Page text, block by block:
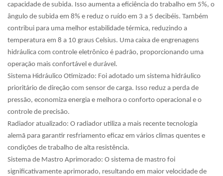
capacidade de subida. Isso aumenta a eficiência do trabalho em 5%, o
ângulo de subida em 8% e reduz o ruído em 3 a 5 decibéis. Também
contribui para uma melhor estabilidade térmica, reduzindo a
temperatura em 8 a 10 graus Celsius. Uma caixa de engrenagens
hidráulica com controle eletrônico é padrão, proporcionando uma
operação mais confortável e durável.
Sistema Hidráulico Otimizado: Foi adotado um sistema hidráulico
prioritário de direção com sensor de carga. Isso reduz a perda de
pressão, economiza energia e melhora o conforto operacional e o
controle de precisão.
Radiador atualizado: O radiador utiliza a mais recente tecnologia
alemã para garantir resfriamento eficaz em vários climas quentes e
condições de trabalho de alta resistência.
Sistema de Mastro Aprimorado: O sistema de mastro foi
significativamente aprimorado, resultando em maior velocidade de